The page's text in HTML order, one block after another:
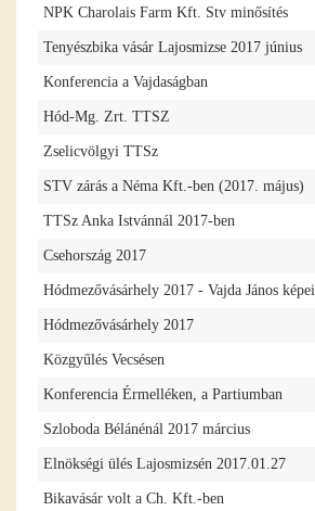
NPK Charolais Farm Kft. Stv minősítés
Tenyészbika vásár Lajosmizse 2017 június
Konferencia a Vajdaságban
Hód-Mg. Zrt. TTSZ
Zselicvölgyi TTSz
STV zárás a Néma Kft.-ben (2017. május)
TTSz Anka Istvánnál 2017-ben
Csehország 2017
Hódmezővásárhely 2017 - Vajda János képei
Hódmezővásárhely 2017
Közgyűlés Vecsésen
Konferencia Érmelléken, a Partiumban
Szloboda Bélánénál 2017 március
Elnökségi ülés Lajosmizsén 2017.01.27
Bikavásár volt a Ch. Kft.-ben